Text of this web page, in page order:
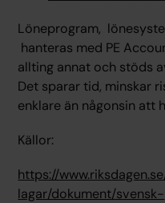
Löneprogram,
hanteras med PE
allting annat och stöds
Det sparar tid, minskar
enklare än någonsin att
Källor:
https://
lagar/dokument/svensk-